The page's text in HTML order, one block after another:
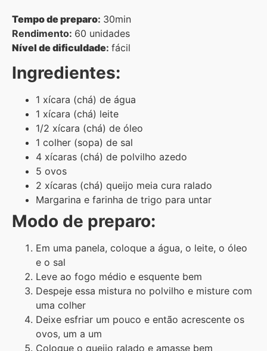
Tempo de preparo: 30min
Rendimento: 60 unidades
Nível de dificuldade: fácil
Ingredientes:
1 xícara (chá) de água
1 xícara (chá) leite
1/2 xícara (chá) de óleo
1 colher (sopa) de sal
4 xícaras (chá) de polvilho azedo
5 ovos
2 xícaras (chá) queijo meia cura ralado
Margarina e farinha de trigo para untar
Modo de preparo:
Em uma panela, coloque a água, o leite, o óleo
e o sal
Leve ao fogo médio e esquente bem
Despeje essa mistura no polvilho e misture com
uma colher
Deixe esfriar um pouco e então acrescente os
ovos, um a um
Coloque o queijo ralado e amasse bem